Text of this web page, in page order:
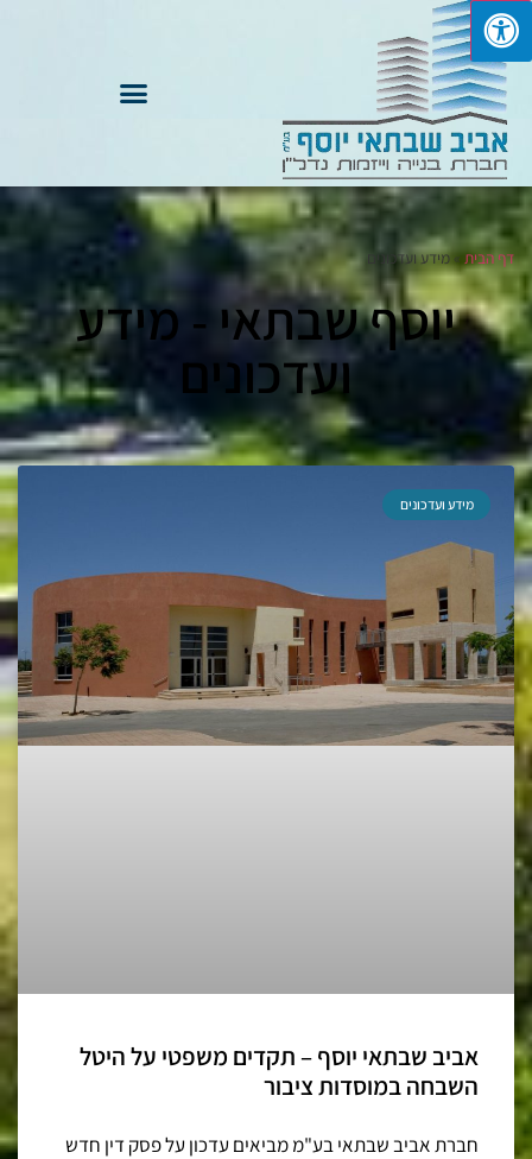
דף הבית»מידע ועדכונים
יוסף שבתאי - מידע
ועדכונים
מידע ועדכונים
אביב שבתאי יוסף – תקדים משפטי על היטל
השבחה במוסדות ציבור
חברת אביב שבתאי בע"מ מביאים עדכון על פסק דין חדש